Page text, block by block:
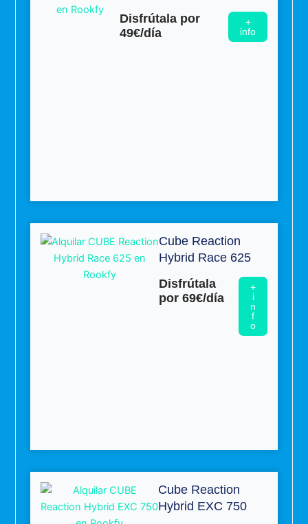
Disfrútala por
49€/día
+
info
Cube Reaction
Hybrid Race 625
Disfrútala
por 69€/día
+
i
n
f
o
Cube Reaction
Hybrid EXC 750